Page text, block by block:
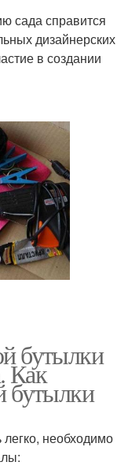
сада справится
дизайнерских
в создании
бутылки
Как
бутылки
необходимо